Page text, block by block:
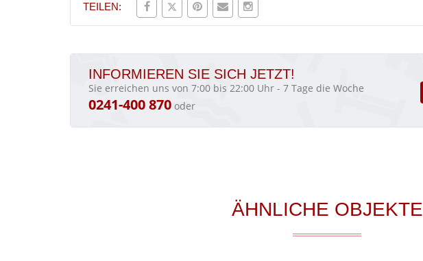
TEILEN:
INFORMIEREN SIE SICH JETZT!
Sie erreichen uns von 7:00 bis 22:00 Uhr - 7 Tage die Woche
0241-400 870 oder
ÄHNLICHE OBJEKTE